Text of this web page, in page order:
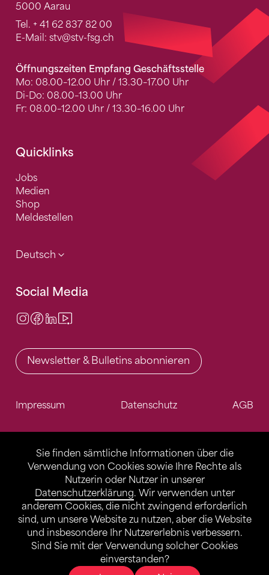
Sie finden sämtliche Informationen über die
Verwendung von Cookies sowie Ihre Rechte als
Nutzerin oder Nutzer in unserer
Datenschutzerklärung. Wir verwenden unter
anderem Cookies, die nicht zwingend erforderlich
sind, um unsere Website zu nutzen, aber die Website
und insbesondere Ihr Nutzererlebnis verbessern.
Sind Sie mit der Verwendung solcher Cookies
einverstanden?
5000 Aarau
Tel. + 41 62 837 82 00
E-Mail: stv@stv-fsg.ch
Öffnungszeiten Empfang Geschäftsstelle
Mo: 08.00–12.00 Uhr / 13.30–17.00 Uhr
Di-Do: 08.00–13.00 Uhr
Fr: 08.00–12.00 Uhr / 13.30–16.00 Uhr
Quicklinks
Jobs
Medien
Shop
Meldestellen
Deutsch
Social Media
Instagram
Facebook
LinkedIn
Newsletter & Bulletins abonnieren
Impressum Datenschutz AGB